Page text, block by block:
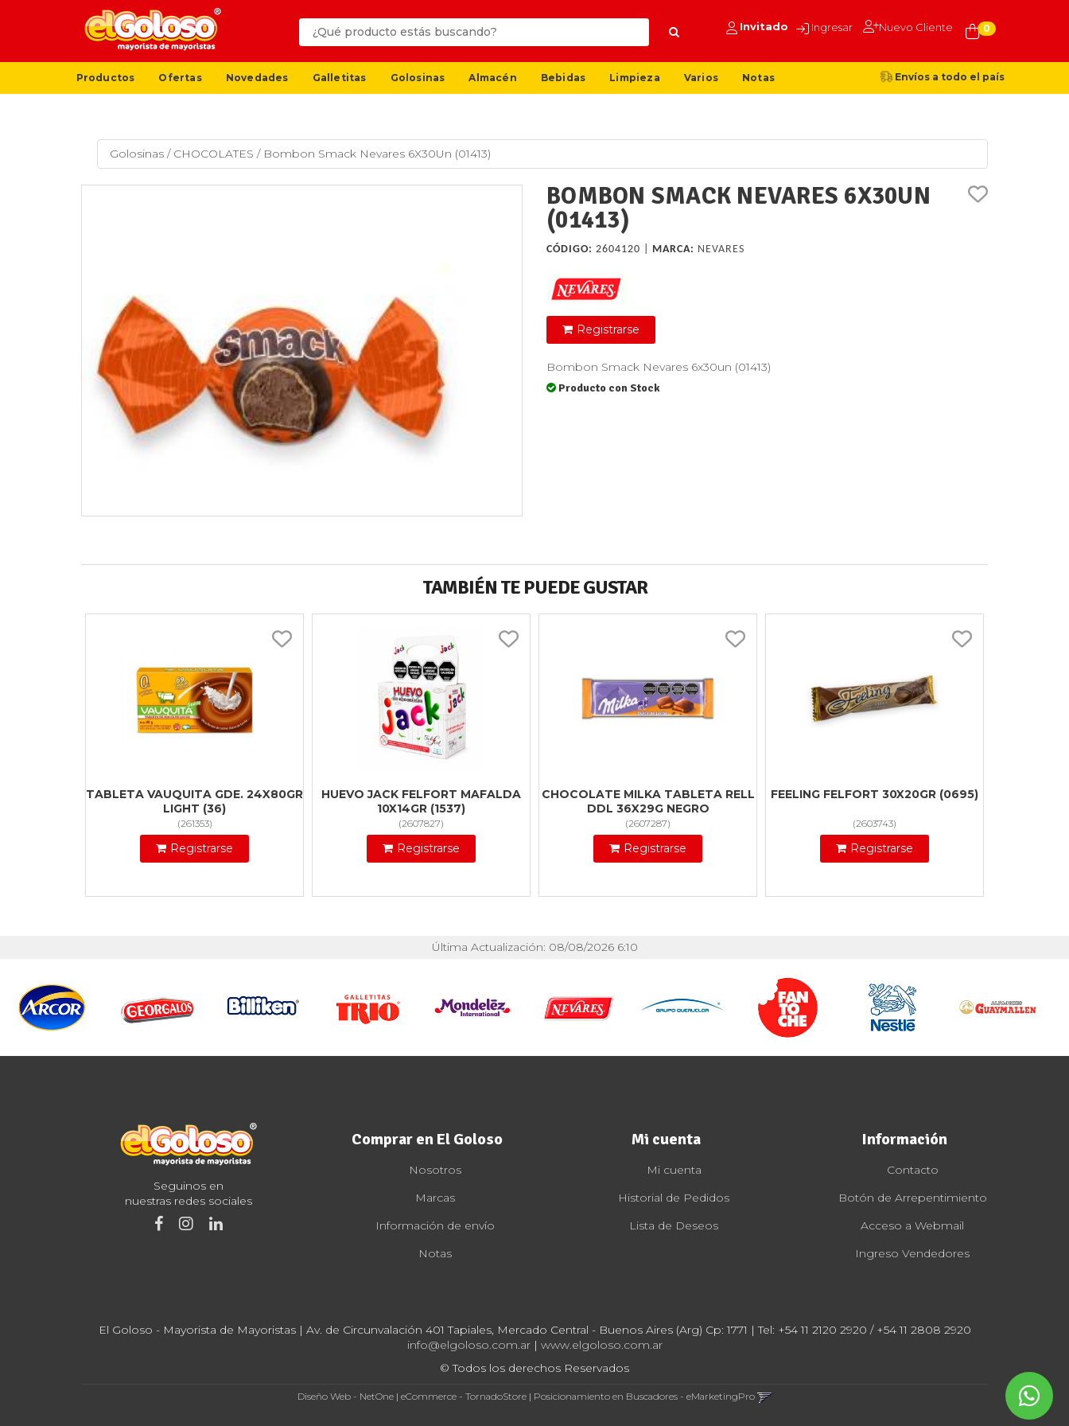
Invitado Ingresar Nuevo Cliente 0
Productos Ofertas Novedades Galletitas Golosinas Almacén Bebidas Limpieza Varios Notas Envíos a todo el país
Golosinas / CHOCOLATES / Bombon Smack Nevares 6X30Un (01413)
BOMBON SMACK NEVARES 6X30UN
(01413)
CÓDIGO: 2604120 | MARCA: NEVARES
Registrarse
Bombon Smack Nevares 6x30un (01413)
Producto con Stock
TAMBIÉN TE PUEDE GUSTAR
TABLETA VAUQUITA GDE. 24X80GR
LIGHT (36)
(261353)
Registrarse
HUEVO JACK FELFORT MAFALDA
10X14GR (1537)
(2607827)
Registrarse
CHOCOLATE MILKA TABLETA RELL
DDL 36X29G NEGRO
(2607287)
Registrarse
FEELING FELFORT 30X20GR (0695)
(2603743)
Registrarse
Última Actualización: 08/08/2026 6:10
Seguinos en
nuestras redes sociales
Comprar en El Goloso
Nosotros
Marcas
Información de envío
Notas
Mi cuenta
Mi cuenta
Historial de Pedidos
Lista de Deseos
Información
Contacto
Botón de Arrepentimiento
Acceso a Webmail
Ingreso Vendedores
El Goloso - Mayorista de Mayoristas | Av. de Circunvalación 401 Tapiales, Mercado Central - Buenos Aires (Arg) Cp: 1771 | Tel: +54 11 2120 2920 / +54 11 2808 2920
info@elgoloso.com.ar| www.elgoloso.com.ar
© Todos los derechos Reservados
Diseño Web - NetOne| eCommerce - TornadoStore| Posicionamiento en Buscadores - eMarketingPro